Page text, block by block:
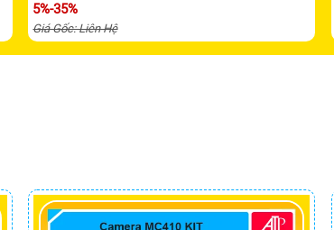
5%-35%
Giá Gốc: Liên Hệ